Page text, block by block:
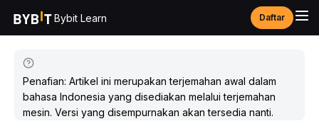
Bybit Learn Daftar
Penafian: Artikel ini merupakan terjemahan awal dalam
bahasa Indonesia yang disediakan melalui terjemahan
mesin. Versi yang disempurnakan akan tersedia nanti.